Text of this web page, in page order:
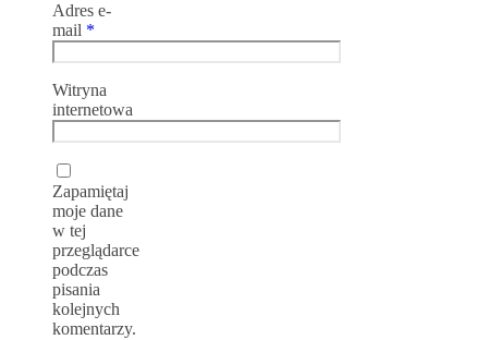
Adres e-
mail *
Witryna
internetowa
Zapamiętaj
moje dane
w tej
przeglądarce
podczas
pisania
kolejnych
komentarzy.